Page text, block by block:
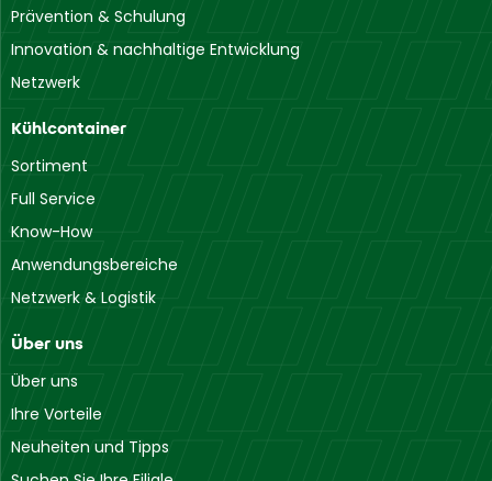
Prävention & Schulung
Innovation & nachhaltige Entwicklung
Netzwerk
Kühlcontainer
Sortiment
Full Service
Know-How
Anwendungsbereiche
Netzwerk & Logistik
Über uns
Über uns
Ihre Vorteile
Neuheiten und Tipps